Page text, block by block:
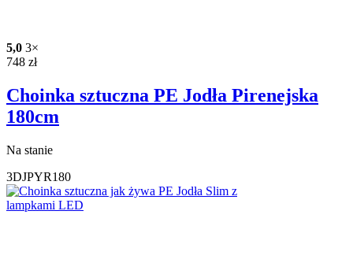
5,0 3×
748 zł
Choinka sztuczna PE Jodła Pirenejska
180cm
Na stanie
3DJPYR180